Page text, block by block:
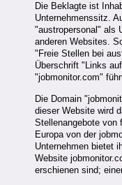
Die Beklagte ist
Unternehmenssitz.
"austropersonal" als
anderen Websites.
"Freie Stellen bei
Überschrift "Links
"jobmonitor.com"
Die Domain
dieser Website wird
Stellenangebote von
Europa von der
Unternehmen bietet
Website
erschienen sind;